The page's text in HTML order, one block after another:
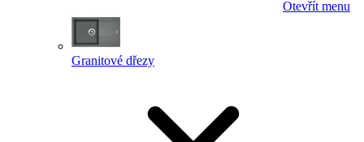
Otevřít menu
Granitové dřezy